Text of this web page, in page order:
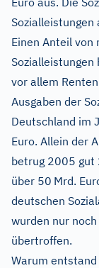
Einen Anteil von
Sozialleistungen
vor allem
Ausgaben der
Deutschland im
Euro. Allein der
betrug 2005 gut
über 50 Mrd.
deutschen
wurden nur
übertroffen.
Warum